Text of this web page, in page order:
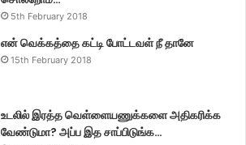
5th February 2018
என் வெக்கத்தை கட்டி போட்டவள் நீ தானே
15th February 2018
உடலில் இரத்த வெள்ளையணுக்களை அதிகரிக்க
வேண்டுமா? அப்ப இத சாப்பிடுங்க…